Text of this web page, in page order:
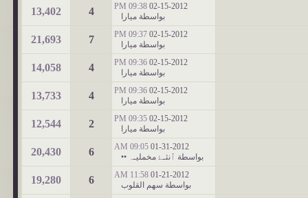
02-15-2012
09:38 PM
بواسطة ميارا 4
13,402
02-15-2012
09:37 PM
بواسطة ميارا 7
21,693
02-15-2012
09:36 PM
بواسطة ميارا 4
14,058
02-15-2012
09:36 PM
بواسطة ميارا 4
13,733
02-15-2012
09:35 PM
بواسطة ميارا 2
12,544
01-31-2012
09:05 AM
بواسطة ٱنثـﮱ مخمليـﮧ •• 6
20,430
01-21-2012
11:58 AM
بواسطة سهم القلوب 6
19,280